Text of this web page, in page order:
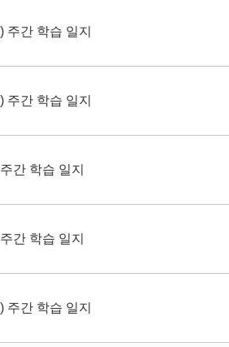
주간 학습 일지
주간 학습 일지
간 학습 일지
간 학습 일지
주간 학습 일지